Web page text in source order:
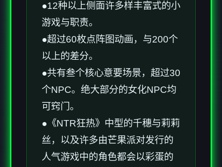
●12种以上侧面许多样丰富式的小
游戏与职责。
●超过60枚点阵图动画，与200个
以上的差分。
●共有叁个核心意要场景，超过30
个NPC。绝大部分的女化NPC均
可窍门。
●《NTR狂热》中型的千穗与莉莉
丝，以及许多由芒果派对发行的
人气游戏中的角色都会以彩蛋的